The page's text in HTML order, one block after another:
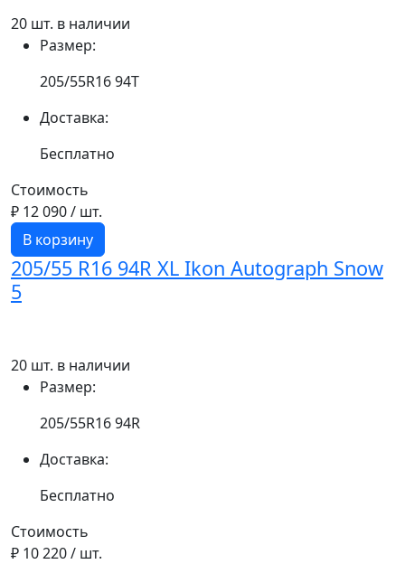
20 шт. в наличии
Размер:
205/55R16 94T
Доставка:
Бесплатно
Стоимость
₽ 12 090/ шт.
В корзину
205/55 R16 94R XL Ikon Autograph Snow
5
20 шт. в наличии
Размер:
205/55R16 94R
Доставка:
Бесплатно
Стоимость
₽ 10 220/ шт.